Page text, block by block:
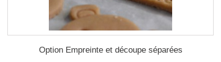
Option Empreinte et découpe séparées